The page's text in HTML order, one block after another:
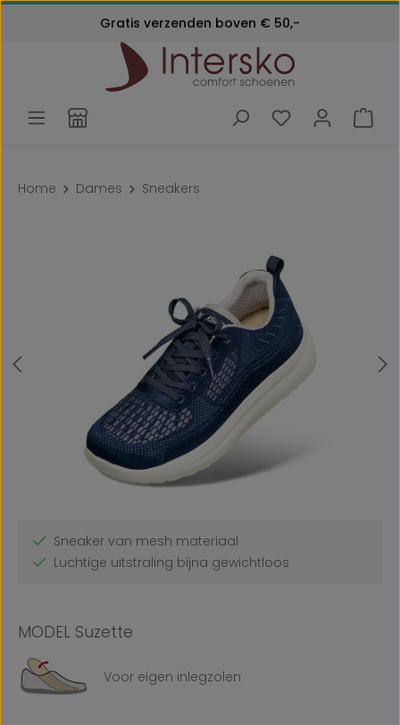
Ga naar de hoofdinhoud
24 maanden garantie
Klantenservice: 072 - 571 79 79
Gratis verzenden boven € 50,-
Home Dames Sneakers
Sneaker van mesh materiaal
Luchtige uitstraling bijna gewichtloos
MODEL Suzette
Voor eigen inlegzolen